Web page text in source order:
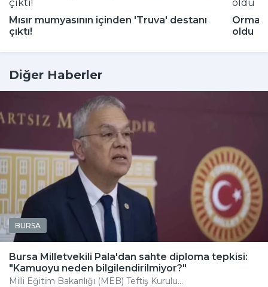
Mısır mumyasının içinden 'Truva' destanı
çıktı!
oldu
Diğer Haberler
BURSA
Bursa Milletvekili Pala'dan sahte diploma tepkisi:
"Kamuoyu neden bilgilendirilmiyor?"
Milli Eğitim Bakanlığı (MEB) Teftiş Kurulu...